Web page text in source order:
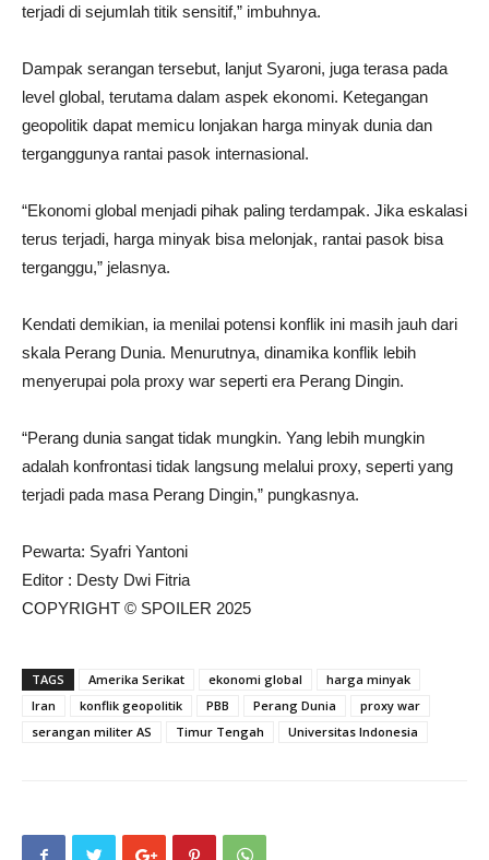
terjadi di sejumlah titik sensitif,” imbuhnya.
Dampak serangan tersebut, lanjut Syaroni, juga terasa pada
level global, terutama dalam aspek ekonomi. Ketegangan
geopolitik dapat memicu lonjakan harga minyak dunia dan
terganggunya rantai pasok internasional.
“Ekonomi global menjadi pihak paling terdampak. Jika eskalasi
terus terjadi, harga minyak bisa melonjak, rantai pasok bisa
terganggu,” jelasnya.
Kendati demikian, ia menilai potensi konflik ini masih jauh dari
skala Perang Dunia. Menurutnya, dinamika konflik lebih
menyerupai pola proxy war seperti era Perang Dingin.
“Perang dunia sangat tidak mungkin. Yang lebih mungkin
adalah konfrontasi tidak langsung melalui proxy, seperti yang
terjadi pada masa Perang Dingin,” pungkasnya.
Pewarta: Syafri Yantoni
Editor : Desty Dwi Fitria
COPYRIGHT © SPOILER 2025
TAGS Amerika Serikat ekonomi global
harga minyak
Iran
konflik geopolitik PBB Perang Dunia
proxy war
serangan militer AS
Timur Tengah Universitas Indonesia